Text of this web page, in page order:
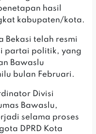
hasil
kabupaten/kota.
Bekasi telah resmi
partai politik, yang
Bawaslu
bulan Februari.
Divisi
Bawaslu,
selama proses
DPRD Kota